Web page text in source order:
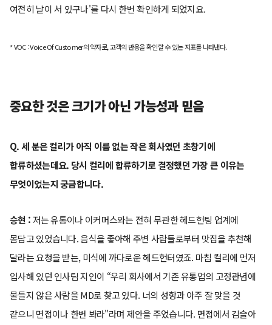
여전히 날이 서 있구나'를 다시 한번 확인하게 되었지요.
* VOC : Voice Of Customer의 약자로, 고객의 반응을 확인할 수 있는 지표를 나타낸다.
중요한 것은 크기가 아닌 가능성과 믿음
Q. 세 분은 컬리가 아직 이름 없는 작은 회사였던 초창기에
합류하셨는데요. 당시 컬리에 합류하기로 결정했던 가장 큰 이유는
무엇이었는지 궁금합니다.
승현 :저는 유통이나 이커머스와는 전혀 무관한 헤드헌팅 업계에
몸담고 있었습니다. 음식을 좋아해 주변 사람들로부터 맛집을 추천해
달라는 요청을 받는, 미식에 까다로운 헤드헌터였죠. 마침 컬리에 먼저
입사해 있던 인사팀 지인이 “우리 회사에서 기존 유통업의 고정관념에
물들지 않은 사람을 MD로 찾고 있다. 너의 성향과 아주 잘 맞을 것
같으니 면접이나 한번 봐라"라며 제안을 주었습니다. 면접에서 김슬아